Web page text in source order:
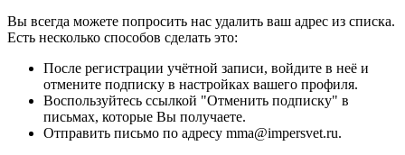
Вы всегда можете попросить нас удалить ваш адрес из списка.
Есть несколько способов сделать это:
После регистрации учётной записи, войдите в неё и
отмените подписку в настройках вашего профиля.
Воспользуйтесь ссылкой "Отменить подписку" в
письмах, которые Вы получаете.
Отправить письмо по адресу mma@impersvet.ru.